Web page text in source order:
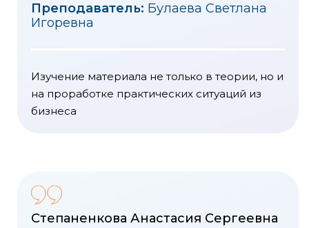
Преподаватель: Булаева Светлана
Игоревна
Изучение материала не только в теории, но и
на проработке практических ситуаций из
бизнеса
Степаненкова Анастасия Сергеевна